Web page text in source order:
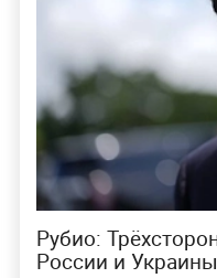
Рубио:
России и